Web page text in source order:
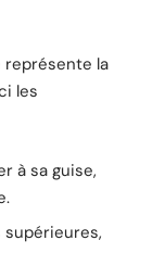
représente la
les
à sa guise,